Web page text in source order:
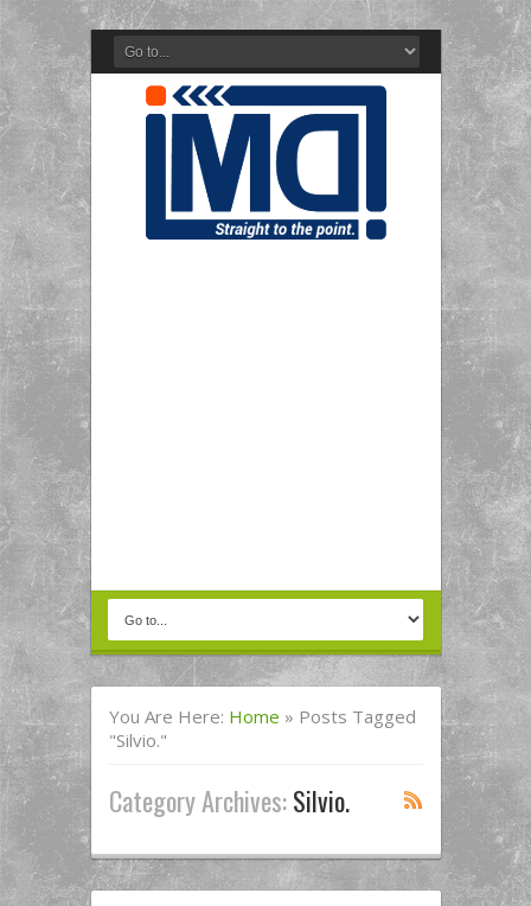
You Are Here: Home » Posts Tagged
"silvio."
Category Archives:Silvio.